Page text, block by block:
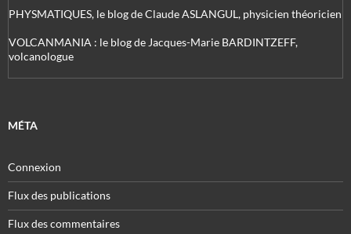
PHYSMATIQUES, le blog de Claude ASLANGUL, physicien théoricien
VOLCANMANIA : le blog de Jacques-Marie BARDINTZEFF,
volcanologue
MÉTA
Connexion
Flux des publications
Flux des commentaires